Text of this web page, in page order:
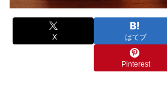
X はてブ
Pinterest